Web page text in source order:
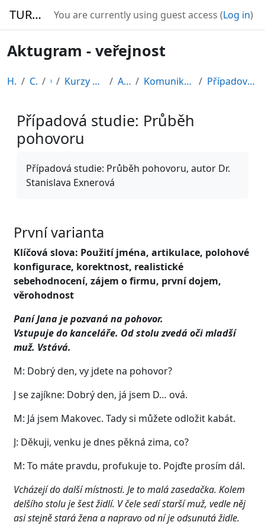
TURBO You are currently using guest access (Log in)
Aktugram - veřejnost
Home Courses CDV Kurzy připravené v rámci ESF AKTUGRAM Komunikace v pracovním prostředí Případová studie: Průběh pohovoru
Případová studie: Průběh
pohovoru
Případová studie: Průběh pohovoru, autor Dr.
Stanislava Exnerová
První varianta
Klíčová slova: Použití jména, artikulace, polohové
konfigurace, korektnost, realistické
sebehodnocení, zájem o firmu, první dojem,
věrohodnost
Paní Jana je pozvaná na pohovor.
Vstupuje do kanceláře. Od stolu zvedá oči mladší
muž. Vstává.
M: Dobrý den, vy jdete na pohovor?
J se zajíkne: Dobrý den, já jsem D… ová.
M: Já jsem Makovec. Tady si můžete odložit kabát.
J: Děkuji, venku je dnes pěkná zima, co?
M: To máte pravdu, profukuje to. Pojďte prosím dál.
Vcházejí do další místnosti. Je to malá zasedačka. Kolem
delšího stolu je šest židlí. V čele sedí starší muž, vedle něj
asi stejně stará žena a napravo od ní je odsunutá židle.